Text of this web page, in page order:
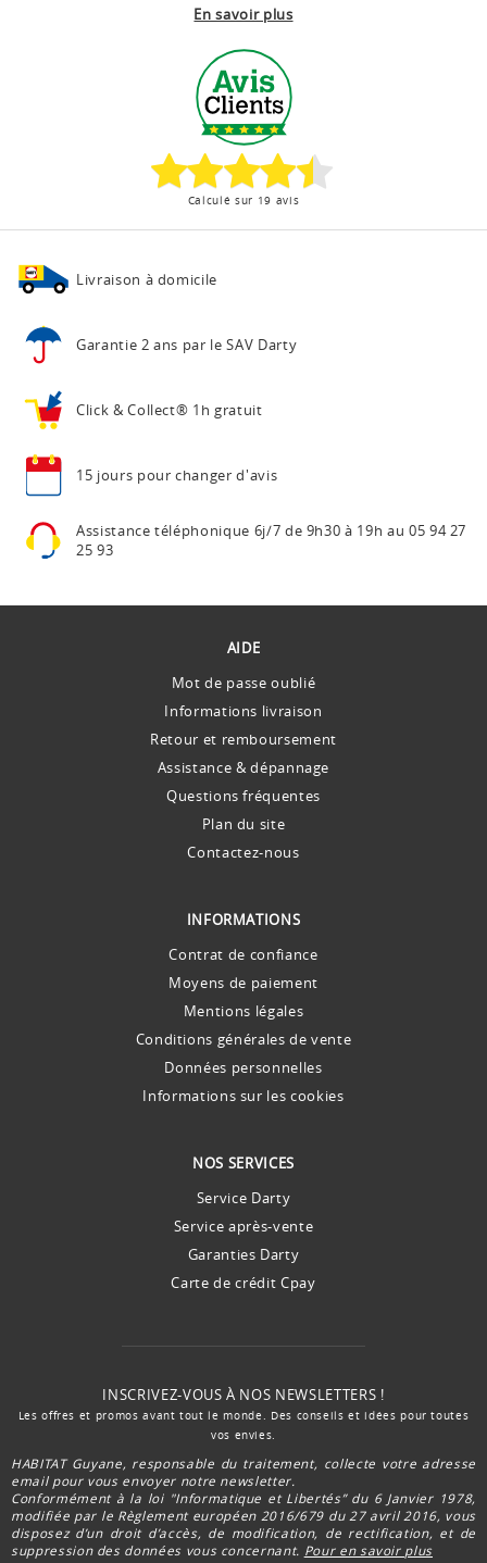
En savoir plus
Calculé sur 19 avis
Livraison à domicile
Garantie 2 ans par le SAV Darty
Click & Collect® 1h gratuit
15 jours pour changer d'avis
Assistance téléphonique 6j/7 de 9h30 à 19h au 05 94 27
25 93
AIDE
Mot de passe oublié
Informations livraison
Retour et remboursement
Assistance & dépannage
Questions fréquentes
Plan du site
Contactez-nous
INFORMATIONS
Contrat de confiance
Moyens de paiement
Mentions légales
Conditions générales de vente
Données personnelles
Informations sur les cookies
NOS SERVICES
Service Darty
Service après-vente
Garanties Darty
Carte de crédit Cpay
INSCRIVEZ-VOUS À NOS NEWSLETTERS !
Les offres et promos avant tout le monde. Des conseils et idées pour toutes
vos envies.
HABITAT Guyane, responsable du traitement, collecte votre adresse
email pour vous envoyer notre newsletter.
Conformément à la loi "Informatique et Libertés” du 6 Janvier 1978,
modifiée par le Règlement européen 2016/679 du 27 avril 2016, vous
disposez d’un droit d’accès, de modification, de rectification, et de
suppression des données vous concernant. Pour en savoir plus